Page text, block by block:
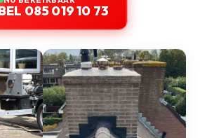
085 019 10 73